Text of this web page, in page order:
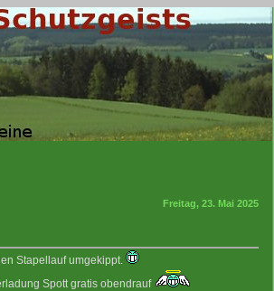
Freitag, 23. Mai 2025
Stapellauf umgekippt.
Spott gratis obendrauf